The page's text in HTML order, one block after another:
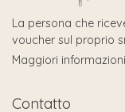
La persona che
voucher sul proprio
Maggiori
Contatto